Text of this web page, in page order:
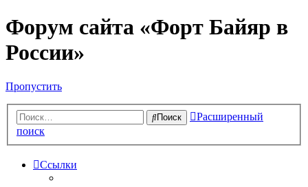
Форум сайта «Форт Байяр в
России»
Пропустить
Поиск
Расширенный
поиск
Ссылки